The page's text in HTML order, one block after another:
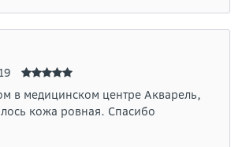
в медицинском центре Акварель,
кожа ровная. Спасибо